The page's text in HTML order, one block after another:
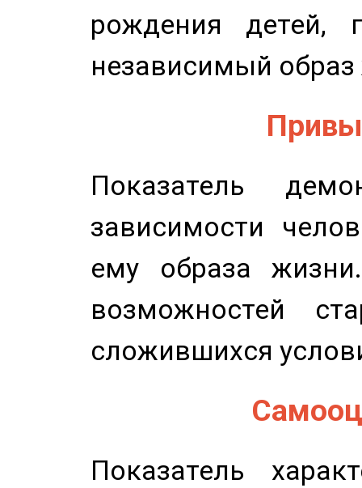
рождения детей,
независимый
Показатель
зависимости
ему образа
возможностей
сложившихся
Показатель